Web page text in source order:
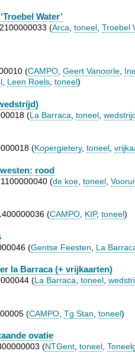
Water’
(Arca toneel Troebel
(CAMPO, Geert Vanoorle,
, Leen Roels, toneel)
(La Barraca toneel
(Kopergietery, toneel,
rood
(de koe toneel
(CAMPO, KIP, toneel)
(Gentse Feesten La
la Barraca (+ vrijkaarten)
(La Barraca, toneel,
(CAMPO Tg Stan toneel)
ovatie
(NTGent toneel